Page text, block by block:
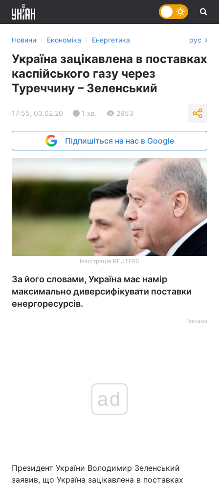
Головна Війна
Новини › Економіка › Енергетика рус
Україна зацікавлена в поставках
каспійського газу через
Туреччину – Зеленський
17:55, 03.02.20 1 хв. 2953
Підпишіться на нас в Google
Ілюстрація REUTERS
За його словами, Україна має намір
максимально диверсифікувати поставки
енергоресурсів.
Реклама
ad
Президент України Володимир Зеленський
заявив, що Україна зацікавлена в поставках